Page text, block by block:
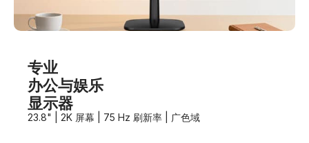
专业
办公与娱乐
显示器
23.8" | 2K 屏幕 | 75 Hz 刷新率 | 广色域